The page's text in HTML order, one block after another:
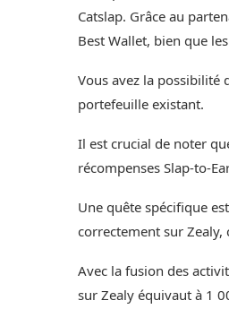
Catslap. Grâce au
Best Wallet, bien que
Vous avez la possibilité
portefeuille existant.
Il est crucial de noter
récompenses Slap-to-
Une quête spécifique
correctement sur Zealy,
Avec la fusion des
sur Zealy équivaut à 1